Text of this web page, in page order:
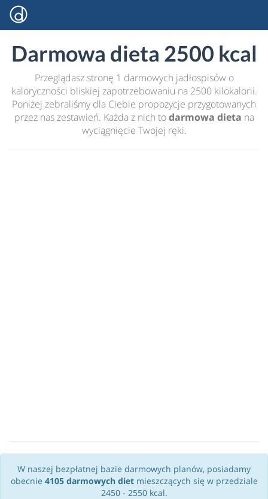
Darmowa dieta 2500 kcal
Przeglądasz stronę 1 darmowych jadłospisów o
kaloryczności bliskiej zapotrzebowaniu na 2500 kilokalorii.
Poniżej zebraliśmy dla Ciebie propozycje przygotowanych
przez nas zestawień. Każda z nich todarmowa dieta na
wyciągnięcie Twojej ręki.
W naszej bezpłatnej bazie darmowych planów, posiadamy
obecnie 4105 darmowych dietmieszczących się w przedziale
2450 - 2550 kcal.